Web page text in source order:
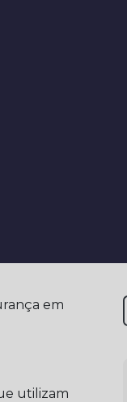
utilizam